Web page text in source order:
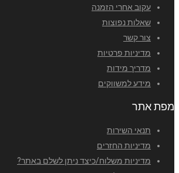
עקוב אחרי הזמנה
שאלות נפוצות
צור קשר
מדיניות פרטיות
מדריך מידות
מידע למשווקים
מפת אתר
תנאי השירות
מדיניות החזרים
מדיניות משלוח/כיצד ניתן לשלם באתר?